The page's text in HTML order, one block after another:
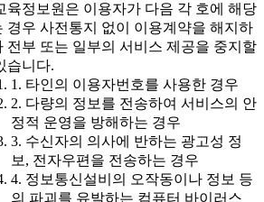
정보원은 이용자가 다음 각 호에 해당
경우 사전통지 없이 이용계약을 해지하
전부 또는 일부의 서비스 제공을 중지할
습니다.
1. 타인의 이용자번호를 사용한 경우
2. 다량의 정보를 전송하여 서비스의 안
정적 운영을 방해하는 경우
3. 수신자의 의사에 반하는 광고성 정
보, 전자우편을 전송하는 경우
4. 정보통신설비의 오작동이나 정보 등
의 파괴를 유발하는 컴퓨터 바이러스